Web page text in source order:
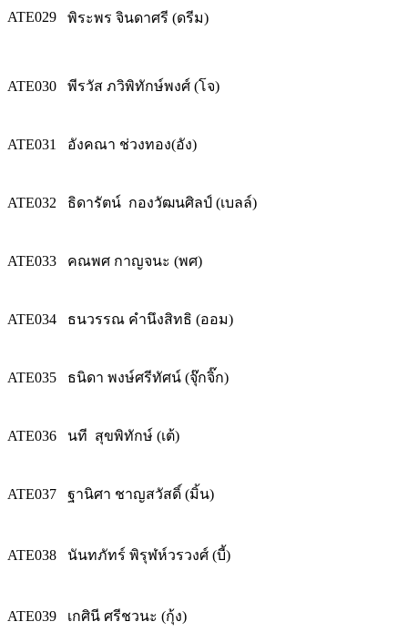
ATE029 พิระพร จินดาศรี (ดรีม)
ATE030 พีรวัส ภวิพิทักษ์พงศ์ (โจ)
ATE031 อังคณา ช่วงทอง(อัง)
ATE032 ธิดารัตน์ กองวัฒนศิลป์ (เบลล์)
ATE033 คณพศ กาญจนะ (พศ)
ATE034 ธนวรรณ คำนึงสิทธิ (ออม)
ATE035 ธนิดา พงษ์ศรีทัศน์ (จุ๊กจิ๊ก)
ATE036 นที สุขพิทักษ์ (เต้)
ATE037 ฐานิศา ชาญสวัสดิ์ (มิ้น)
ATE038 นันทภัทร์ พิรุฬห์วรวงศ์ (บี้)
ATE039 เกศินี ศรีชวนะ (กุ้ง)